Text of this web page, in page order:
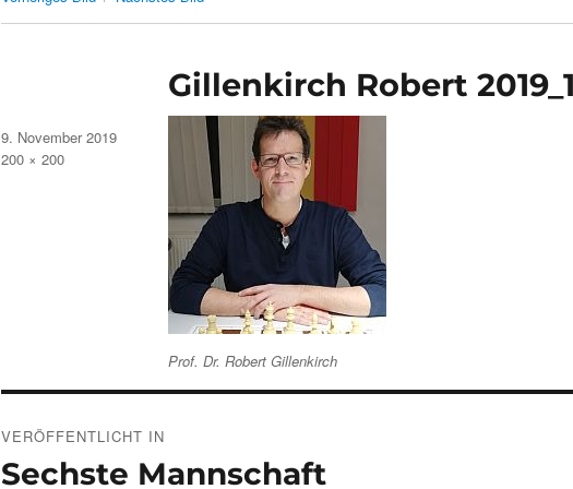
Gillenkirch Robert
Prof. Dr. Robert Gillenkirch
Veröffentlicht
am
9. November 2019
Volle
200 × 200
VERÖFFENTLICHT IN
Sechste Mannschaft